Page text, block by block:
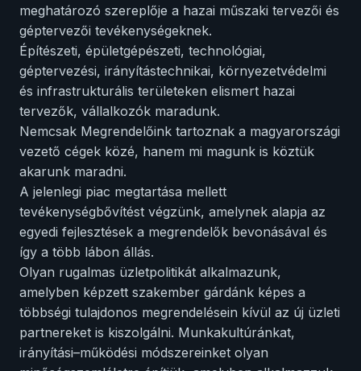
meghatározó szereplője a hazai műszaki tervezői és
géptervezői tevékenységeknek.
Építészeti, épületgépészeti, technológiai,
géptervezési, irányítástechnikai, környezetvédelmi
és infrastrukturális területeken elismert hazai
tervezők, vállalkozók maradunk.
Nemcsak Megrendelőink tartoznak a magyarországi
vezető cégek közé, hanem mi magunk is köztük
akarunk maradni.
A jelenlegi piac megtartása mellett
tevékenységbővítést végzünk, amelynek alapja az
egyedi fejlesztések a megrendelők bevonásával és
így a több lábon állás.
Olyan rugalmas üzletpolitikát alkalmazunk,
amelyben képzett szakember gárdánk képes a
többségi tulajdonos megrendelésein kívül az új üzleti
partnereket is kiszolgálni. Munkakultúránkat,
irányítási–működési módszereinket olyan